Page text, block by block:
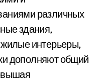
различных
здания,
интерьеры,
дополняют общий